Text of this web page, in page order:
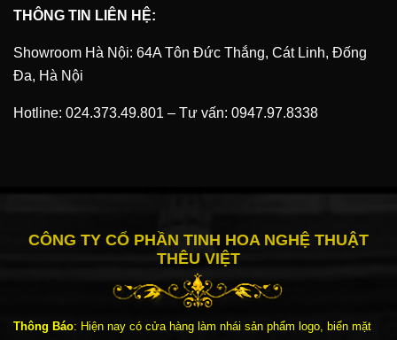
THÔNG TIN LIÊN HỆ:
Showroom Hà Nội: 64A Tôn Đức Thắng, Cát Linh, Đống
Đa, Hà Nội
Hotline: 024.373.49.801 – Tư vấn: 0947.97.8338
CÔNG TY CỔ PHẦN TINH HOA NGHỆ THUẬT
THÊU VIỆT
Thông Báo: Hiện nay có cửa hàng làm nhái sản phẩm logo, biển mặt